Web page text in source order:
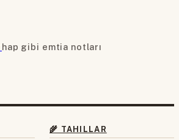
hap gibi emtia notları
🌾 TAHILLAR